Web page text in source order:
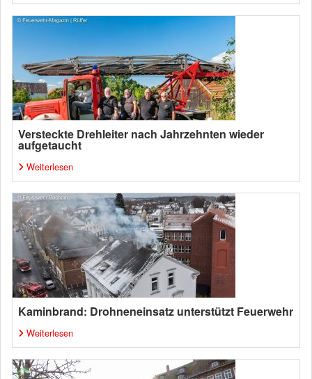
Versteckte Drehleiter nach Jahrzehnten wieder
aufgetaucht
Weiterlesen
Kaminbrand: Drohneneinsatz unterstützt Feuerwehr
Weiterlesen